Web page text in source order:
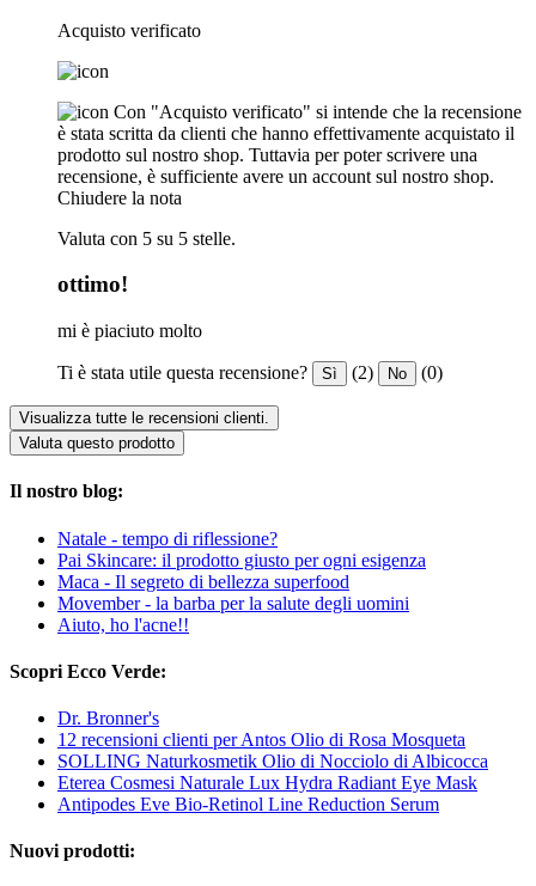
Acquisto verificato
Con "Acquisto verificato" si intende che la recensione
è stata scritta da clienti che hanno effettivamente acquistato il
prodotto sul nostro shop. Tuttavia per poter scrivere una
recensione, è sufficiente avere un account sul nostro shop.
Chiudere la nota
Valuta con 5 su 5 stelle.
ottimo!
mi è piaciuto molto
Ti è stata utile questa recensione? Sì (2) No (0)
Visualizza tutte le recensioni clienti.
Valuta questo prodotto
Il nostro blog:
Natale - tempo di riflessione?
Pai Skincare: il prodotto giusto per ogni esigenza
Maca - Il segreto di bellezza superfood
Movember - la barba per la salute degli uomini
Aiuto, ho l'acne!!
Scopri Ecco Verde:
Dr. Bronner's
12 recensioni clienti per Antos Olio di Rosa Mosqueta
SOLLING Naturkosmetik Olio di Nocciolo di Albicocca
Eterea Cosmesi Naturale Lux Hydra Radiant Eye Mask
Antipodes Eve Bio-Retinol Line Reduction Serum
Nuovi prodotti: